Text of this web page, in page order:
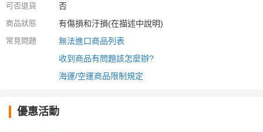
可否退貨 否
商品狀態 有傷損和汙損(在描述中說明)
常見問題
無法進口商品列表
收到商品有問題該怎麼辦?
海運/空運商品限制規定
優惠活動